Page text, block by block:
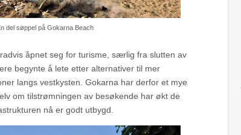
del søppel på Gokarna Beach
åpnet seg for turisme, særlig fra slutten av
begynte å lete etter alternativer til mer
langs vestkysten. Gokarna har derfor et mye
om tilstrømningen av besøkende har økt de
nå er godt utbygd.